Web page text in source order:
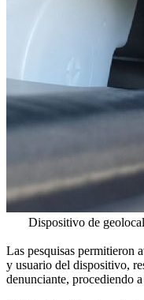
Dispositivo de
Las pesquisas permitieron
y usuario del dispositivo,
denunciante, procediendo